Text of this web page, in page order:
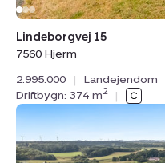
Lindeborgvej 15
7560 Hjerm
2.995.000
| Landejendom
Driftbygn: 374 m2 |
Landejendom:
Bjergbyvej
12,